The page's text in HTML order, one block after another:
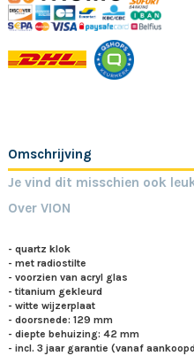
Omschrijving
Je vind dit misschien ook
Over VION
- quartz klok
- met radiostilte
- voorzien van acryl glas
- titanium gekleurd
- witte wijzerplaat
- doorsnede: 129 mm
- diepte behuizing: 42 mm
- incl. 3 jaar garantie (vanaf